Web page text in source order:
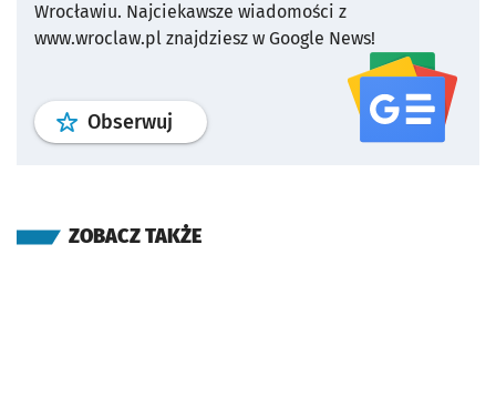
Wrocławiu. Najciekawsze wiadomości z
www.wroclaw.pl znajdziesz w Google News!
Obserwuj profil serwisu
ZOBACZ TAKŻE